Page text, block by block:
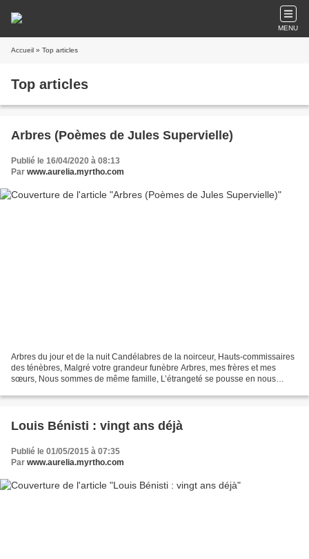
MENU
Accueil » Top articles
Top articles
Arbres (Poèmes de Jules Supervielle)
Publié le 16/04/2020 à 08:13
Par www.aurelia.myrtho.com
Arbres du jour et de la nuit Candélabres de la noirceur, Hauts-commissaires
des ténèbres, Malgré votre grandeur funèbre Arbres, mes frères et mes
sœurs, Nous sommes de même famille, L’étrangeté se pousse en nous
Louis Bénisti : vingt ans déjà
Publié le 01/05/2015 à 07:35
Par www.aurelia.myrtho.com